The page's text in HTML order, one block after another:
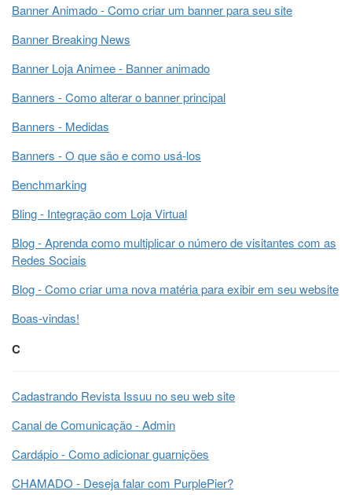
Banner Animado - Como criar um banner para seu site
Banner Breaking News
Banner Loja Animee - Banner animado
Banners - Como alterar o banner principal
Banners - Medidas
Banners - O que são e como usá-los
Benchmarking
Bling - Integração com Loja Virtual
Blog - Aprenda como multiplicar o número de visitantes com as
Redes Sociais
Blog - Como criar uma nova matéria para exibir em seu website
Boas-vindas!
C
Cadastrando Revista Issuu no seu web site
Canal de Comunicação - Admin
Cardápio - Como adicionar guarnições
CHAMADO - Deseja falar com PurplePier?